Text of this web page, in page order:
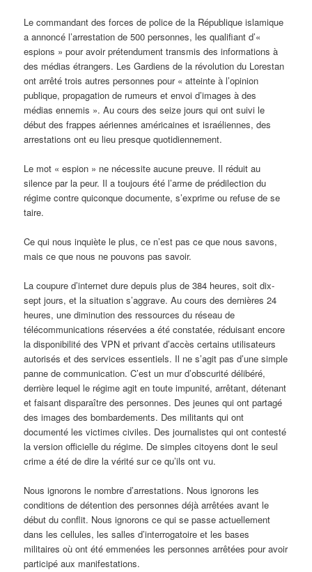
Le commandant des forces de police de la République islamique
a annoncé l’arrestation de 500 personnes, les qualifiant d’«
espions » pour avoir prétendument transmis des informations à
des médias étrangers. Les Gardiens de la révolution du Lorestan
ont arrêté trois autres personnes pour « atteinte à l’opinion
publique, propagation de rumeurs et envoi d’images à des
médias ennemis ». Au cours des seize jours qui ont suivi le
début des frappes aériennes américaines et israéliennes, des
arrestations ont eu lieu presque quotidiennement.
Le mot « espion » ne nécessite aucune preuve. Il réduit au
silence par la peur. Il a toujours été l’arme de prédilection du
régime contre quiconque documente, s’exprime ou refuse de se
taire.
Ce qui nous inquiète le plus, ce n’est pas ce que nous savons,
mais ce que nous ne pouvons pas savoir.
La coupure d’internet dure depuis plus de 384 heures, soit dix-
sept jours, et la situation s’aggrave. Au cours des dernières 24
heures, une diminution des ressources du réseau de
télécommunications réservées a été constatée, réduisant encore
la disponibilité des VPN et privant d’accès certains utilisateurs
autorisés et des services essentiels. Il ne s’agit pas d’une simple
panne de communication. C’est un mur d’obscurité délibéré,
derrière lequel le régime agit en toute impunité, arrêtant, détenant
et faisant disparaître des personnes. Des jeunes qui ont partagé
des images des bombardements. Des militants qui ont
documenté les victimes civiles. Des journalistes qui ont contesté
la version officielle du régime. De simples citoyens dont le seul
crime a été de dire la vérité sur ce qu’ils ont vu.
Nous ignorons le nombre d’arrestations. Nous ignorons les
conditions de détention des personnes déjà arrêtées avant le
début du conflit. Nous ignorons ce qui se passe actuellement
dans les cellules, les salles d’interrogatoire et les bases
militaires où ont été emmenées les personnes arrêtées pour avoir
participé aux manifestations.